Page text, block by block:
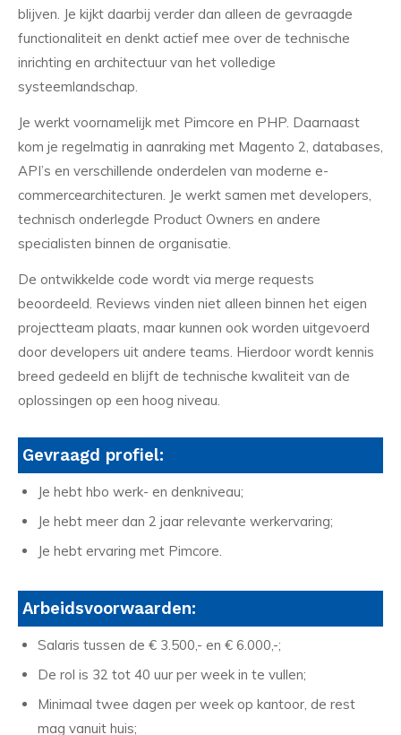
blijven. Je kijkt daarbij verder dan alleen de gevraagde
functionaliteit en denkt actief mee over de technische
inrichting en architectuur van het volledige
systeemlandschap.
Je werkt voornamelijk met Pimcore en PHP. Daarnaast
kom je regelmatig in aanraking met Magento 2, databases,
API’s en verschillende onderdelen van moderne e-
commercearchitecturen. Je werkt samen met developers,
technisch onderlegde Product Owners en andere
specialisten binnen de organisatie.
De ontwikkelde code wordt via merge requests
beoordeeld. Reviews vinden niet alleen binnen het eigen
projectteam plaats, maar kunnen ook worden uitgevoerd
door developers uit andere teams. Hierdoor wordt kennis
breed gedeeld en blijft de technische kwaliteit van de
oplossingen op een hoog niveau.
Gevraagd profiel:
Je hebt hbo werk- en denkniveau;
Je hebt meer dan 2 jaar relevante werkervaring;
Je hebt ervaring met Pimcore.
Arbeidsvoorwaarden:
Salaris tussen de € 3.500,- en € 6.000,-;
De rol is 32 tot 40 uur per week in te vullen;
Minimaal twee dagen per week op kantoor, de rest
mag vanuit huis;